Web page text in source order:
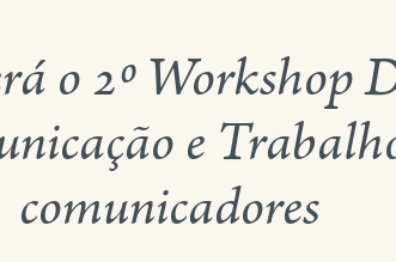
o 2º Workshop
e
comunicadores